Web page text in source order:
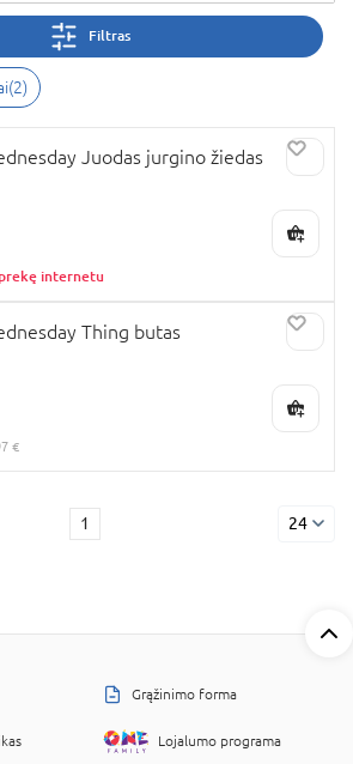
– puikus pasirinkimas visiemsLEGO
, kurie mėgsta paslaptingus nuotykius
žaidimą. Atrask
Filtras
(2)
Juodas jurgino žiedas
internetu
Thing butas
€
1 24
Grąžinimo forma
Lojalumo programa